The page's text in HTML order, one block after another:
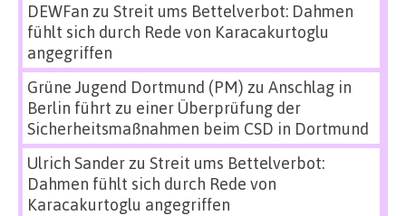
DEWFan zu Streit ums Bettelverbot: Dahmen
fühlt sich durch Rede von Karacakurtoglu
angegriffen
Grüne Jugend Dortmund (PM) zu Anschlag in
Berlin führt zu einer Überprüfung der
Sicherheitsmaßnahmen beim CSD in Dortmund
Ulrich Sanderzu Streit ums Bettelverbot:
Dahmen fühlt sich durch Rede von
Karacakurtoglu angegriffen